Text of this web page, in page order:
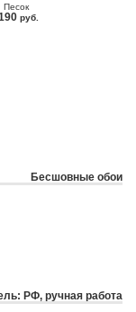
Песок
руб.
Бесшовные обои
РФ, ручная работа